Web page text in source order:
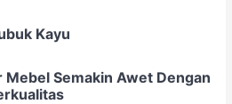
Kayu
Mebel Semakin Awet Dengan